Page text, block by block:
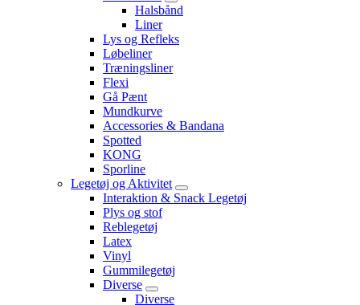
Halsbånd
Liner
Lys og Refleks
Løbeliner
Træningsliner
Flexi
Gå Pænt
Mundkurve
Accessories & Bandana
Spotted
KONG
Sporline
Legetøj og Aktivitet
Interaktion & Snack Legetøj
Plys og stof
Reblegetøj
Latex
Vinyl
Gummilegetøj
Diverse
Diverse